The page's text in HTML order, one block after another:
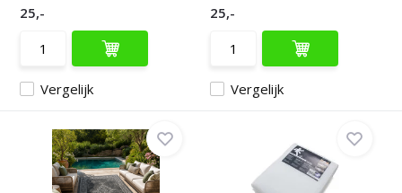
Vergelijk
25,-
Vergelijk
25,-